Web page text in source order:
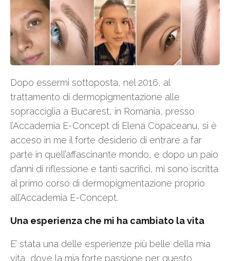
Dopo essermi sottoposta, nel 2016, al
trattamento di dermopigmentazione alle
sopracciglia a Bucarest, in Romania, presso
l’Accademia E-Concept di Elena Copaceanu, si è
acceso in me il forte desiderio di entrare a far
parte in quell’affascinante mondo, e dopo un paio
d’anni di riflessione e tanti sacrifici, mi sono iscritta
al primo corso di dermopigmentazione proprio
all’Accademia E-Concept.
Una esperienza che mi ha cambiato la vita
E’ stata una delle esperienze più belle della mia
vita, dove la mia forte passione per questo